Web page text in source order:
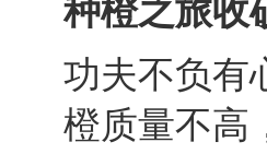
种橙之旅收
功夫不负有
橙质量不高